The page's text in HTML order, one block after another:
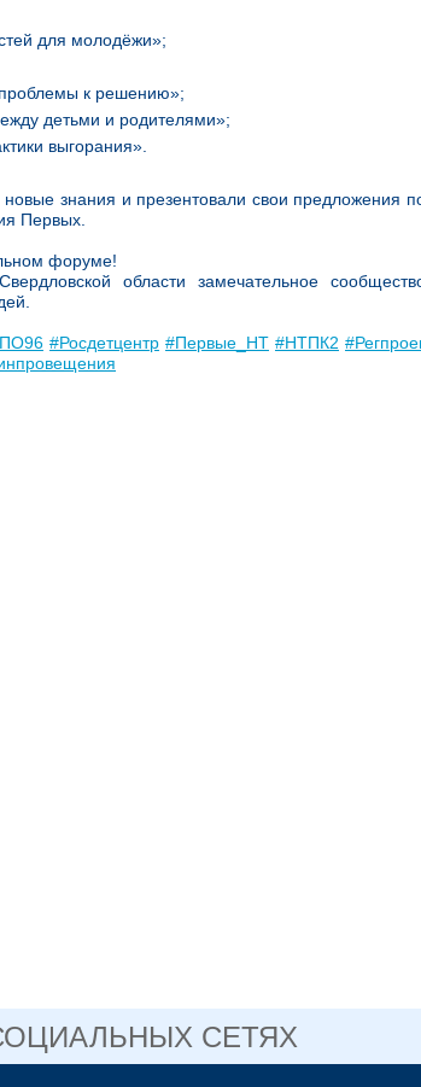
для молодёжи»;
проблемы к решению»;
детьми и родителями»;
выгорания».
знания и презентовали свои предложения
Первых.
форуме!
области замечательное
#Росдетцентр #Первые_НТ #НТПК2
СЕТЯХ